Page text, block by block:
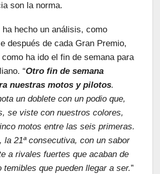
son la norma.
ha hecho un análisis, como
después de cada Gran Premio,
como ha ido el fin de semana para
“Otro fin de semana
nuestras motos y pilotos.
un doblete con un podio que,
se viste con nuestros colores,
motos entre las seis primeras.
la 21ª consecutiva, con un sabor
a rivales fuertes que acaban de
temibles que pueden llegar a ser.”